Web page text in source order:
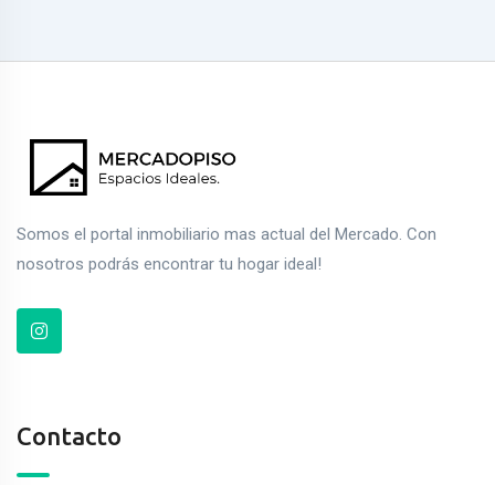
Somos el portal inmobiliario mas actual del Mercado. Con
nosotros podrás encontrar tu hogar ideal!
Contacto